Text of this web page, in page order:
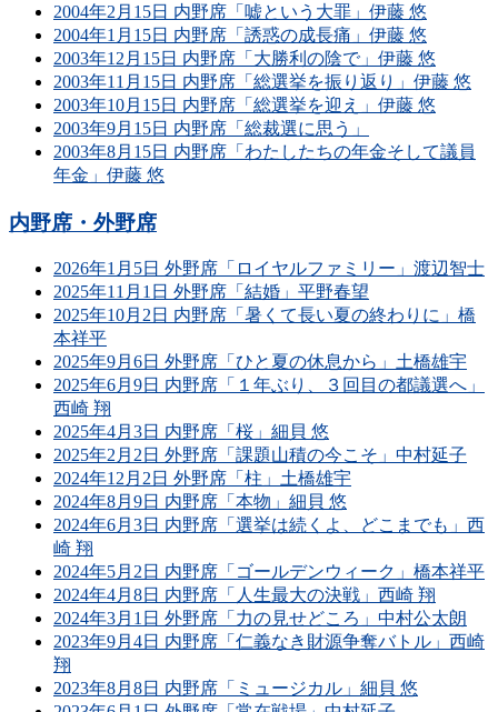
2004年2月15日 内野席「嘘という大罪」伊藤 悠
2004年1月15日 内野席「誘惑の成長痛」伊藤 悠
2003年12月15日 内野席「大勝利の陰で」伊藤 悠
2003年11月15日 内野席「総選挙を振り返り」伊藤 悠
2003年10月15日 内野席「総選挙を迎え」伊藤 悠
2003年9月15日 内野席「総裁選に思う」
2003年8月15日 内野席「わたしたちの年金そして議員
年金」伊藤 悠
内野席・外野席
2026年1月5日 外野席「ロイヤルファミリー」渡辺智士
2025年11月1日 外野席「結婚」平野春望
2025年10月2日 内野席「暑くて長い夏の終わりに」橋
本祥平
2025年9月6日 外野席「ひと夏の休息から」土橋雄宇
2025年6月9日 内野席「１年ぶり、３回目の都議選へ」
西崎 翔
2025年4月3日 内野席「桜」細貝 悠
2025年2月2日 外野席「課題山積の今こそ」中村延子
2024年12月2日 外野席「柱」土橋雄宇
2024年8月9日 内野席「本物」細貝 悠
2024年6月3日 内野席「選挙は続くよ、どこまでも」西
崎 翔
2024年5月2日 内野席「ゴールデンウィーク」橋本祥平
2024年4月8日 内野席「人生最大の決戦」西崎 翔
2024年3月1日 外野席「力の見せどころ」中村公太朗
2023年9月4日 内野席「仁義なき財源争奪バトル」西崎
翔
2023年8月8日 内野席「ミュージカル」細貝 悠